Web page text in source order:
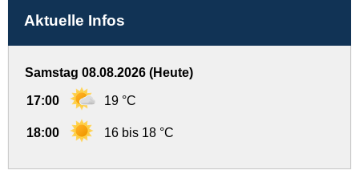
Aktuelle Infos
Samstag 08.08.2026 (Heute)
17:00 19 °C
18:00 16 bis 18 °C